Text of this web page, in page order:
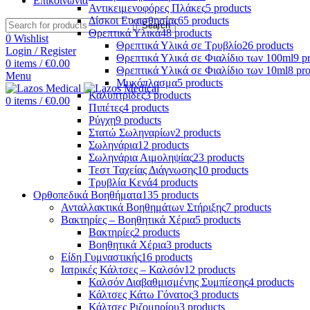
Search
0 Wishlist
Login / Register
0 items / €0.00
Menu
0 items / €0.00
Αντικειμενοφόρες Πλάκες5 products
Δίσκοι Ευαισθησίας65 products
Θρεπτικά Υλικά48 products
Θρεπτικά Υλικά σε Τρυβλίο26 products
Θρεπτικά Υλικά σε Φιαλίδιο των 100ml9
Θρεπτικά Υλικά σε Φιαλίδιο των 10ml8
Μυκόπλασμα5 products
Καλυπτρίδες3 products
Πιπέτες4 products
Ρύγχη9 products
Στατώ Σωληναρίων2 products
Σωληνάρια12 products
Σωληνάρια Αιμοληψίας23 products
Τεστ Ταχείας Διάγνωσης10 products
Τρυβλία Κενά4 products
Ορθοπεδικά Βοηθήματα135 products
Ανταλλακτικά Βοηθημάτων Στήριξης7 products
Βακτηρίες – Βοηθητικά Χέρια5 products
Βακτηρίες2 products
Βοηθητικά Χέρια3 products
Είδη Γυμναστικής16 products
Ιατρικές Κάλτσες – Καλσόν12 products
Καλσόν Διαβαθμισμένης Συμπίεσης4 products
Κάλτσες Κάτω Γόνατος3 products
Κάλτσες Ριζομηρίου3 products